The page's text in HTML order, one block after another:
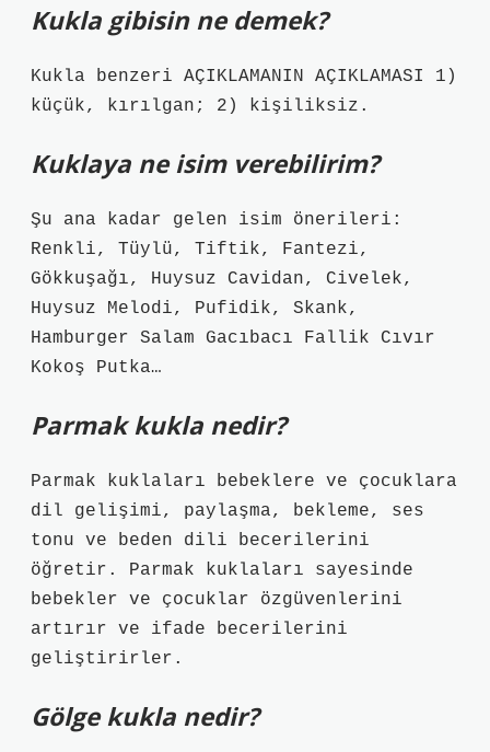
Kukla gibisin ne demek?
Kukla benzeri AÇIKLAMANIN AÇIKLAMASI 1)
küçük, kırılgan; 2) kişiliksiz.
Kuklaya ne isim verebilirim?
Şu ana kadar gelen isim önerileri:
Renkli, Tüylü, Tiftik, Fantezi,
Gökkuşağı, Huysuz Cavidan, Civelek,
Huysuz Melodi, Pufidik, Skank,
Hamburger Salam Gacıbacı Fallik Cıvır
Kokoş Putka…
Parmak kukla nedir?
Parmak kuklaları bebeklere ve çocuklara
dil gelişimi, paylaşma, bekleme, ses
tonu ve beden dili becerilerini
öğretir. Parmak kuklaları sayesinde
bebekler ve çocuklar özgüvenlerini
artırır ve ifade becerilerini
geliştirirler.
Gölge kukla nedir?